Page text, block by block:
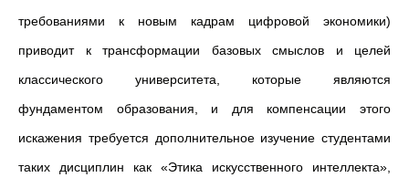
требованиями к новым кадрам цифровой экономики)
приводит к трансформации базовых смыслов и целей
классического университета, которые являются
фундаментом образования, и для компенсации этого
искажения требуется дополнительное изучение студентами
таких дисциплин как «Этика искусственного интеллекта»,